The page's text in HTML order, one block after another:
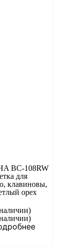
BC-108RW
для
клавиновы,
орех